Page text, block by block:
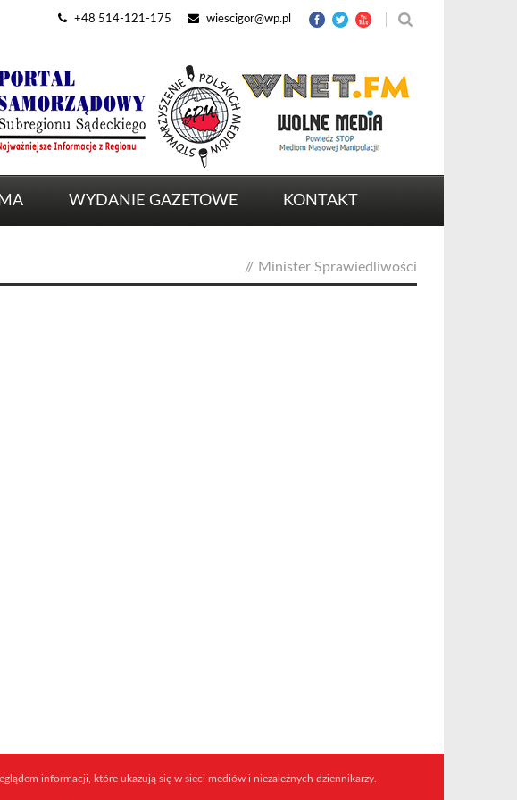
+48 514-121-175 wiescigor@wp.pl
WYDANIE GAZETOWE KONTAKT
// Minister Sprawiedliwości
informacji, które ukazują się w sieci mediów i niezależnych dziennikarzy.